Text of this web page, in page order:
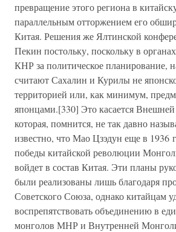
превращение этого региона в
параллельным отторжением его
Китая. Решения же Ялтинской
Пекин постольку, поскольку в
КНР за политическое планирование,
считают Сахалин и Курилы не
территорией или, как минимум,
японцами.[330] Это касается
которая, помнится, не так давно
известно, что Мао Цзэдун еще в 1936
победы китайской революции
войдет в состав Китая. Эти планы
были реализованы лишь благодаря
Советского Союза, однако китайцам
воспрепятствовать объединению в
монголов МНР и Внутренней